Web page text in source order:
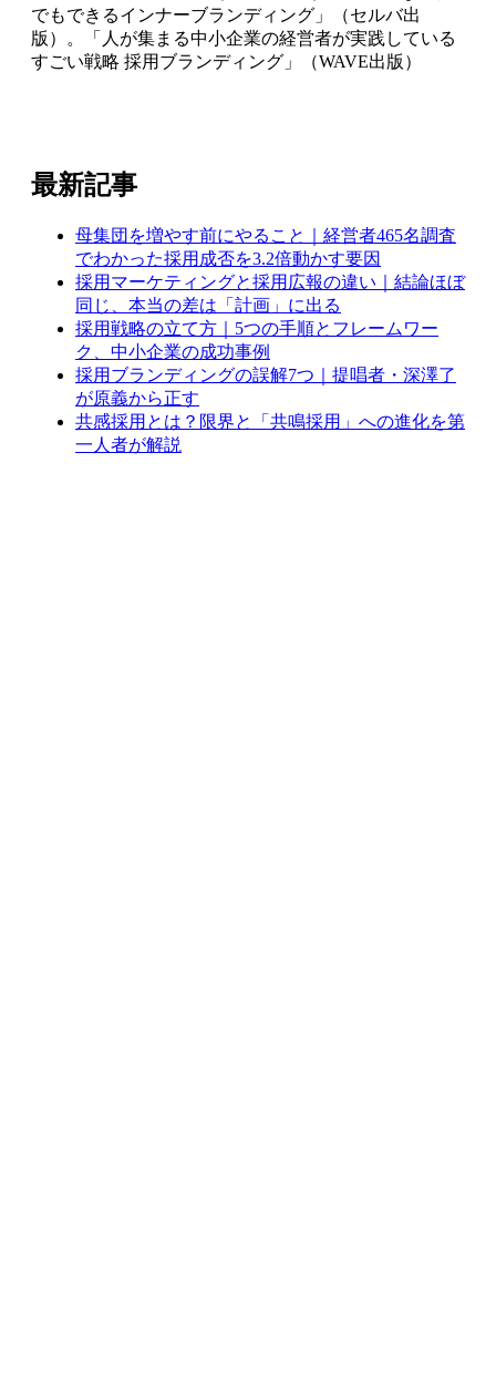
でもできるインナーブランディング」（セルバ出
版）。「人が集まる中小企業の経営者が実践している
すごい戦略 採用ブランディング」（WAVE出版）
最新記事
母集団を増やす前にやること｜経営者465名調査
でわかった採用成否を3.2倍動かす要因
採用マーケティングと採用広報の違い｜結論ほぼ
同じ、本当の差は「計画」に出る
採用戦略の立て方｜5つの手順とフレームワー
ク、中小企業の成功事例
採用ブランディングの誤解7つ｜提唱者・深澤了
が原義から正す
共感採用とは？限界と「共鳴採用」への進化を第
一人者が解説